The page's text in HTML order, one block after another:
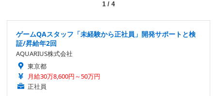
1/ 4
ゲームQAスタッフ「未経験から正社員」開発サポートと検
証/昇給年2回
AQUARIUS株式会社
東京都
月給30万8,600円～50万円
正社員